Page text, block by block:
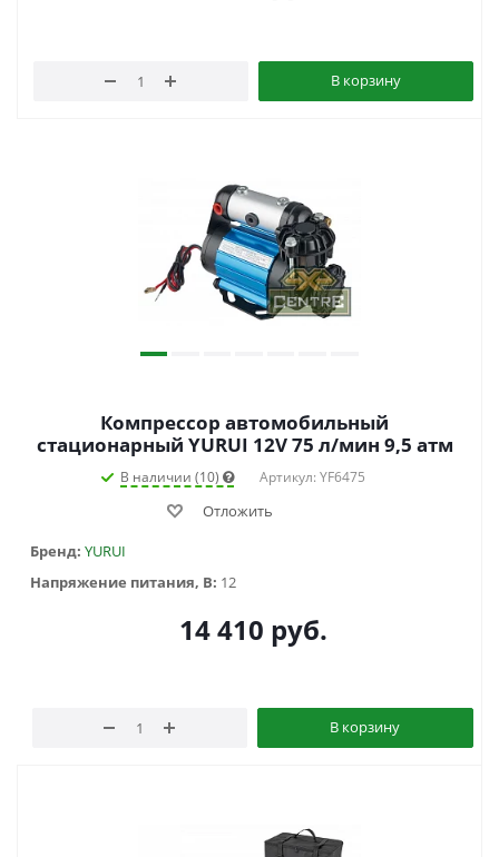
В корзину
Компрессор автомобильный
стационарный YURUI 12V 75 л/мин 9,5 атм
В наличии (10) Артикул: YF6475
Отложить
Бренд: YURUI
Напряжение питания, В: 12
14 410 руб.
В корзину